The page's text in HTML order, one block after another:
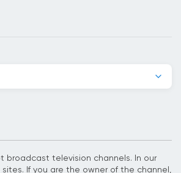
broadcast television channels. In our
If you are the owner of the channel,